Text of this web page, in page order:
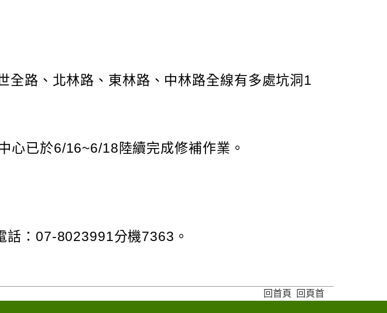
路、北林路、東林路、中林路全線有多處坑洞1
心已於6/16~6/18陸續完成修補作業。
話：07-8023991分機7363。
回首頁 回頁首